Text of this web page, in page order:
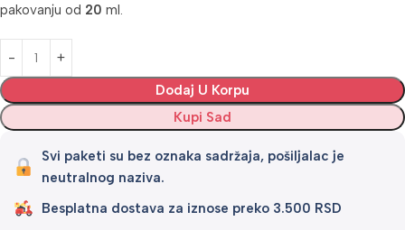
pakovanju od 20 ml.
Dodaj U Korpu
Kupi Sad
Alternative:
Svi paketi su bez oznaka sadržaja, pošiljalac je
neutralnog naziva.
Besplatna dostava za iznose preko 3.500 RSD